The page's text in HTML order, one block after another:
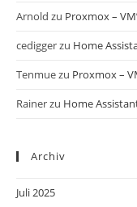
Arnold zu Proxmox –
cediggerzu Home
Tenmuezu Proxmox –
Rainerzu Home
Archiv
Juli 2025